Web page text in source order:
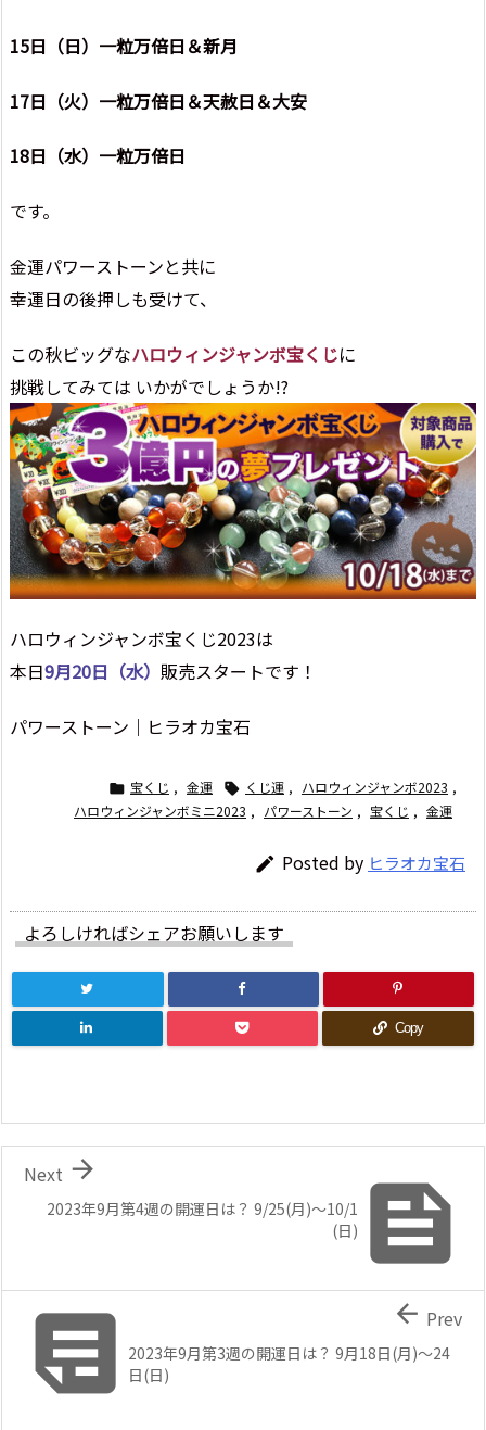
15日（日）一粒万倍日＆新月
17日（火）一粒万倍日＆天赦日＆大安
18日（水）一粒万倍日
です。
金運パワーストーンと共に
幸運日の後押しも受けて、
この秋ビッグなハロウィンジャンボ宝くじに
挑戦してみては いかがでしょうか!?
ハロウィンジャンボ宝くじ2023は
本日9月20日（水） 販売スタートです！
パワーストーン｜ヒラオカ宝石
 宝くじ , 金運  くじ運 , ハロウィンジャンボ2023 ,
ハロウィンジャンボミニ2023 , パワーストーン , 宝くじ , 金運
 Posted by ヒラオカ宝石
よろしければシェアお願いします
Copy

2023年9月第4週の開運日は？ 9/25(月)～10/1
(日)

Next
2023年9月第3週の開運日は？ 9月18日(月)～24
日(日)
 Prev